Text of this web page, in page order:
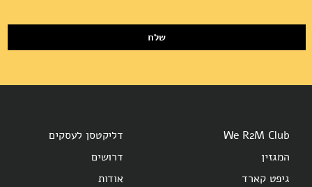
שלח
We R2M Club
המגזין
גיפט קארד
דליקטסן לעסקים
דרושים
אודות